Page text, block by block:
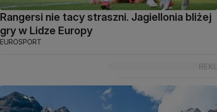
Rangersi nie tacy straszni. Jagiellonia bliżej
gry w Lidze Europy
EUROSPORT